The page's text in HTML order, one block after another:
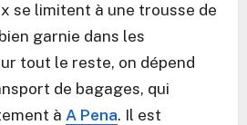
se limitent à une trousse de
garnie dans les
tout le reste, on dépend
de bagages, qui
à A Pena. Il est